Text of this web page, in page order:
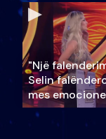
"Një
Selin
mes